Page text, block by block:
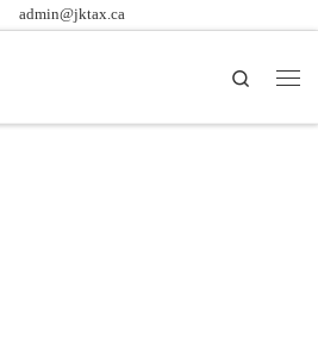
admin@jktax.ca
Search